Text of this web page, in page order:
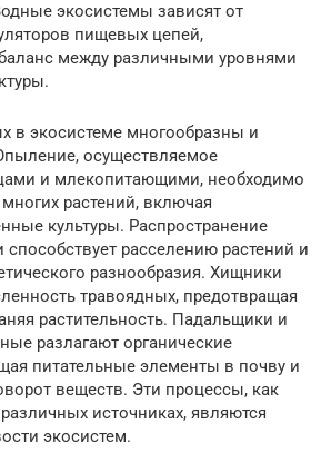
экосистемы зависят от
пищевых цепей,
между различными уровнями
в экосистеме многообразны и
осуществляемое
и млекопитающими, необходимо
растений, включая
культуры. Распространение
расселению растений и
разнообразия. Хищники
травоядных, предотвращая
растительность. Падальщики и
разлагают органические
питательные элементы в почву и
веществ. Эти процессы, как
источниках, являются
экосистем.